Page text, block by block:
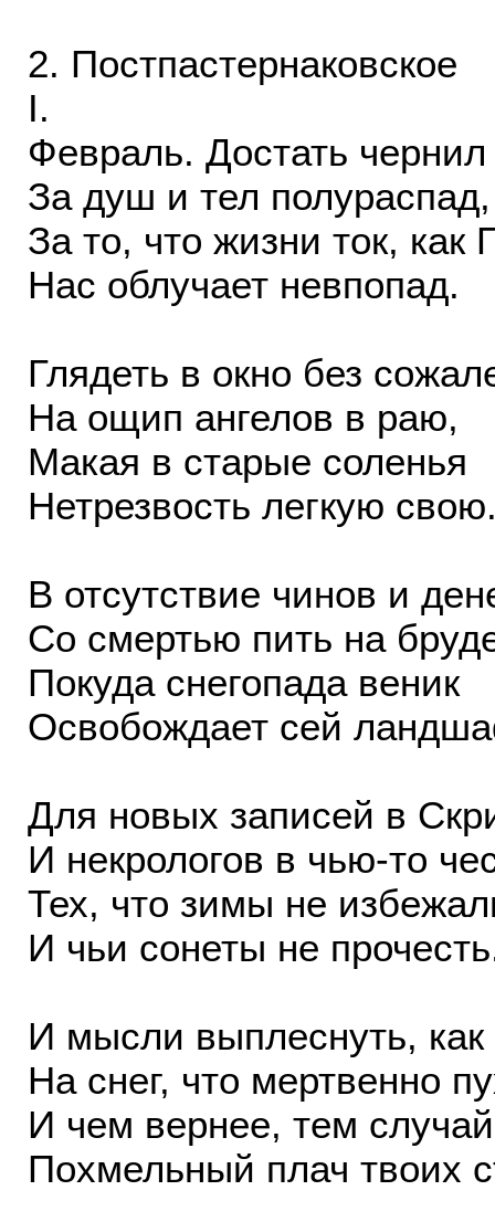
2. Постпастернаковское
I.
Февраль. Достать
За душ и тел полураспад,
За то, что жизни ток, как
Нас облучает невпопад.
Глядеть в окно без
На ощип ангелов в раю,
Макая в старые соленья
Нетрезвость легкую
В отсутствие чинов и
Со смертью пить на
Покуда снегопада веник
Освобождает сей
Для новых записей в
И некрологов в чью-то
Тех, что зимы не
И чьи сонеты не
И мысли выплеснуть, как
На снег, что мертвенно
И чем вернее, тем
Похмельный плач твоих